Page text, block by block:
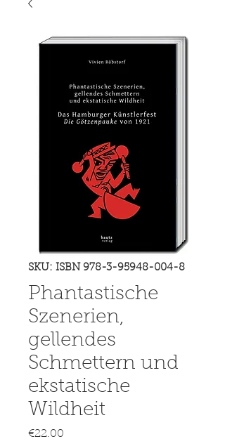
SKU: ISBN 978-3-95948-004-8
Phantastische
Szenerien,
gellendes
Schmettern und
ekstatische
Wildheit
€22.00